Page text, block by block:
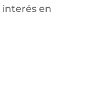
interés en